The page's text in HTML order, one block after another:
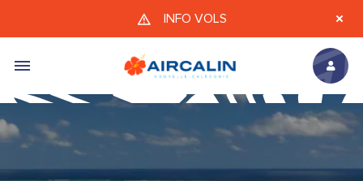
Aller au contenu principal
INFO VOLS